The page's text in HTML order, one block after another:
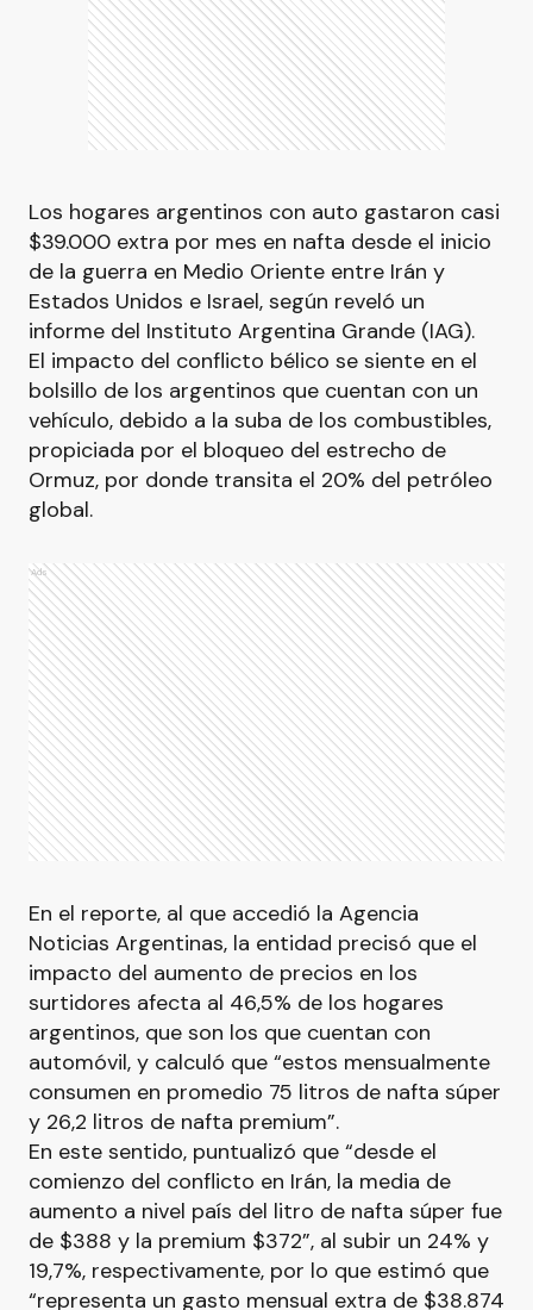
Los hogares argentinos con auto gastaron casi
$39.000 extra por mes en nafta desde el inicio
de la guerra en Medio Oriente entre Irán y
Estados Unidos e Israel, según reveló un
informe del Instituto Argentina Grande (IAG).
El impacto del conflicto bélico se siente en el
bolsillo de los argentinos que cuentan con un
vehículo, debido a la suba de los combustibles,
propiciada por el bloqueo del estrecho de
Ormuz, por donde transita el 20% del petróleo
global.
Ads
En el reporte, al que accedió la Agencia
Noticias Argentinas, la entidad precisó que el
impacto del aumento de precios en los
surtidores afecta al 46,5% de los hogares
argentinos, que son los que cuentan con
automóvil, y calculó que “estos mensualmente
consumen en promedio 75 litros de nafta súper
y 26,2 litros de nafta premium”.
En este sentido, puntualizó que “desde el
comienzo del conflicto en Irán, la media de
aumento a nivel país del litro de nafta súper fue
de $388 y la premium $372”, al subir un 24% y
19,7%, respectivamente, por lo que estimó que
“representa un gasto mensual extra de $38.874